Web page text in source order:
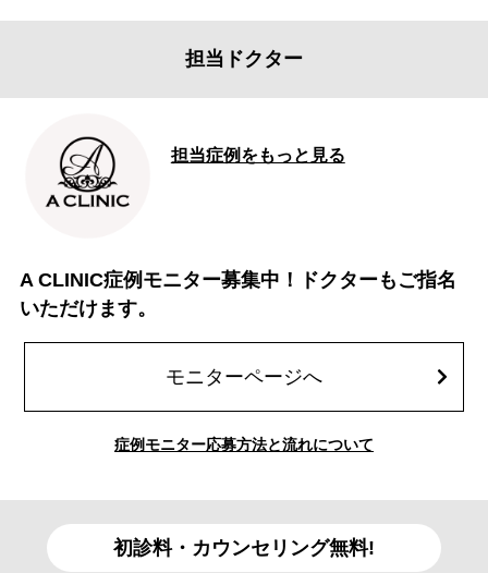
担当ドクター
担当症例をもっと見る
A CLINIC症例モニター募集中！ドクターもご指名
いただけます。
モニターページへ
症例モニター応募方法と流れについて
初診料・カウンセリング無料!